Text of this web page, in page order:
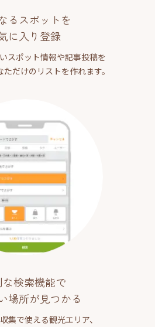
るスポットを
に入り登録
スポット情報や記事投稿を
だけのリストを作れます。
検索機能で
場所が見つかる
集で使える観光エリア、